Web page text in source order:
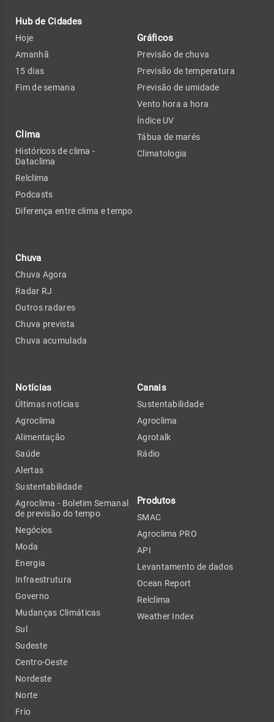
Hub de Cidades
Hoje
Amanhã
15 dias
Fim de semana
Clima
Históricos de clima -
Dataclima
Relclima
Podcasts
Diferença entre clima e tempo
Chuva
Chuva Agora
Radar RJ
Outros radares
Chuva prevista
Chuva acumulada
Gráficos
Previsão de chuva
Previsão de temperatura
Previsão de umidade
Vento hora a hora
Índice UV
Tábua de marés
Climatologia
Notícias
Últimas notícias
Agroclima
Alimentação
Saúde
Alertas
Sustentabilidade
Agroclima - Boletim Semanal
de previsão do tempo
Negócios
Moda
Energia
Infraestrutura
Governo
Mudanças Climáticas
Sul
Sudeste
Centro-Oeste
Nordeste
Norte
Frio
Canais
Sustentabilidade
Agroclima
Agrotalk
Rádio
Produtos
SMAC
Agroclima PRO
API
Levantamento de dados
Ocean Report
Relclima
Weather Index